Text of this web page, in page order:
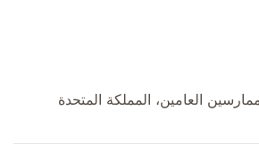
العامين، المملكة المتحدة